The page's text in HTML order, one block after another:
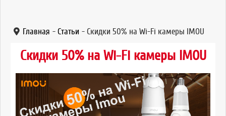
Главная - Статьи - Скидки 50% на Wi-Fi камеры IMOU
Скидки 50% на Wi-Fi камеры IMOU